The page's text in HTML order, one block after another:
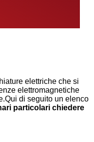
elettriche che si
elettromagnetiche
di seguito un elenco
particolari chiedere